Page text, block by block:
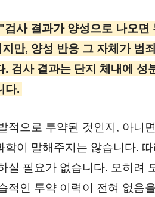
검사 결과가 양성으로 나오면
만, 양성 반응 그 자체가 범
. 검사 결과는 단지 체내에
다.
적으로 투약된 것인지, 아니
학이 말해주지는 않습니다.
실 필요가 없습니다. 오히려
적인 투약 이력이 전혀 없음